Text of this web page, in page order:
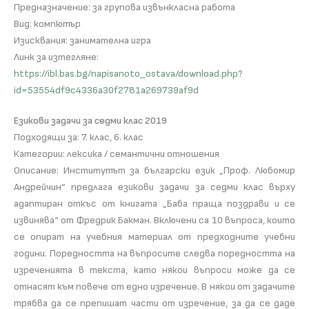
Предназначение: за групова извънкласна работа
Вид: компютър
Изисквания: занимателна игра
Линк за изтегляне:
https://ibl.bas.bg/napisanoto_ostava/download.php?
id=53554df9c4336a30f2781a269739af9d
Езикови задачи за седми клас 2019
Подходящи за: 7. клас, 6. клас
Категории: лексика / семантични отношения
Описание: Институтът за български език „Проф. Любомир
Андрейчин“ предлага езикови задачи за седми клас върху
адаптиран откъс от книгата „Баба праща поздрави и се
извинява“ от Фредрик Бакман. Включени са 10 въпроса, които
се опират на учебния материал от предходните учебни
години. Поредността на въпросите следва поредността на
изреченията в текста, като някои въпроси може да се
отнасят към повече от едно изречение. В някои от задачите
трябва да се препишат части от изречение, за да се даде